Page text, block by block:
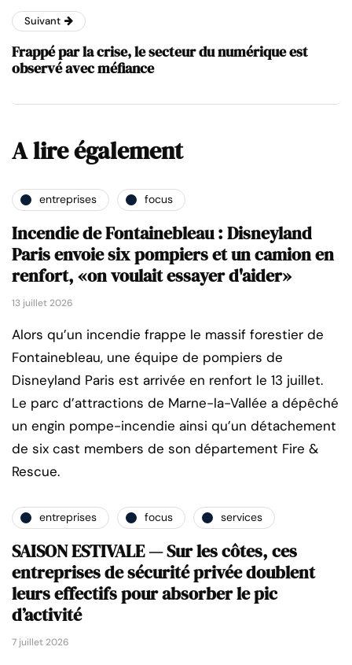
Suivant
Frappé par la crise, le secteur du numérique est
observé avec méfiance
A lire également
entreprises focus
Incendie de Fontainebleau : Disneyland
Paris envoie six pompiers et un camion en
renfort, «on voulait essayer d'aider»
13 juillet 2026
Alors qu’un incendie frappe le massif forestier de
Fontainebleau, une équipe de pompiers de
Disneyland Paris est arrivée en renfort le 13 juillet.
Le parc d’attractions de Marne-la-Vallée a dépêché
un engin pompe-incendie ainsi qu’un détachement
de six cast members de son département Fire &
Rescue.
entreprises focus services
SAISON ESTIVALE — Sur les côtes, ces
entreprises de sécurité privée doublent
leurs effectifs pour absorber le pic
d’activité
7 juillet 2026